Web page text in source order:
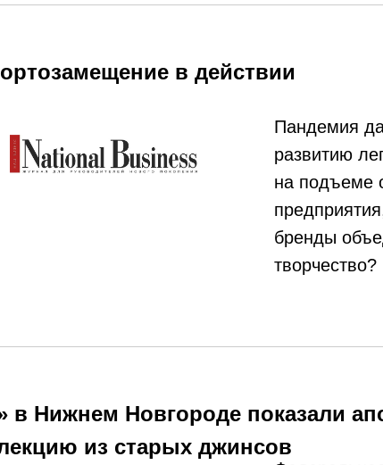
Пандемия
развитию
на подъеме
бренды
творчество?
в действии
в Нижнем Новгороде показали
из старых джинсов